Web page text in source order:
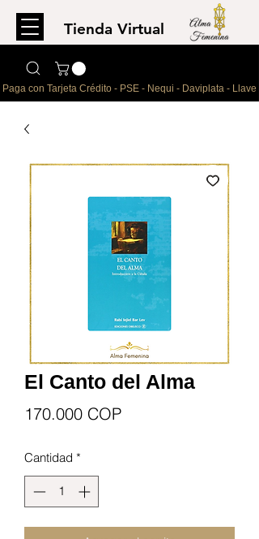
Tienda Virtual
Paga con Tarjeta Crédito - PSE - Nequi - Daviplata - Llave
El Canto del Alma
170.000 COPPrecio
Cantidad *